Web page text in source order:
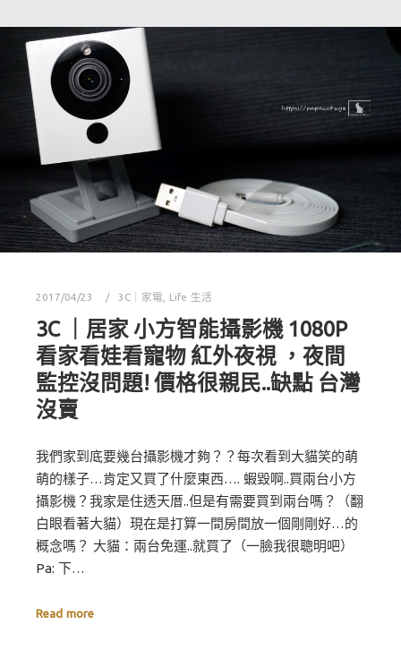
2017/04/23 3C｜家電 Life 生活
3C ｜居家 小方智能攝影機 1080P
看家看娃看寵物 紅外夜視 ，夜間
監控沒問題! 價格很親民..缺點 台灣
沒賣
我們家到底要幾台攝影機才夠？？每次看到大貓笑的萌
萌的樣子…肯定又買了什麼東西…. 蝦毀啊..買兩台小方
攝影機？我家是住透天厝..但是有需要買到兩台嗎？（翻
白眼看著大貓）現在是打算一間房間放一個剛剛好…的
概念嗎？ 大貓：兩台免運..就買了（一臉我很聰明吧）
Pa: 下…
Read more